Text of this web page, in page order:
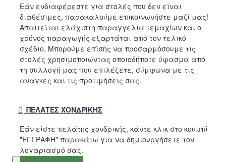
Εάν ενδιαφέρεστε για στολές που δεν είναι
διαθέσιμες, παρακαλούμε επικοινωνήστε μαζί μας!
Απαιτείται ελάχιστη παραγγελία τεμαχίων και ο
χρόνος παραγωγής εξαρτάται από τον τελικό
σχέδιο. Μπορούμε επίσης να προσαρμόσουμε τις
στολές χρησιμοποιώντας οποιοδήποτε ύφασμα από
τη συλλογή μας που επιλέξετε, σύμφωνα με τις
ανάγκες και τις προτιμήσεις σας.
ΠΕΛΆΤΕΣ ΧΟΝΔΡΙΚΉΣ
Εάν είστε πελάτης χονδρικής, κάντε κλικ στο κουμπί
"ΕΓΓΡΑΦΗ" παρακάτω για να δημιουργήσετε τον
λογαριασμό σας.